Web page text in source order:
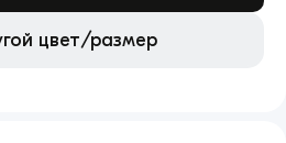
цвет/размер